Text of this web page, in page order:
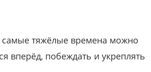
самые тяжёлые времена можно
вперёд, побеждать и укреплять